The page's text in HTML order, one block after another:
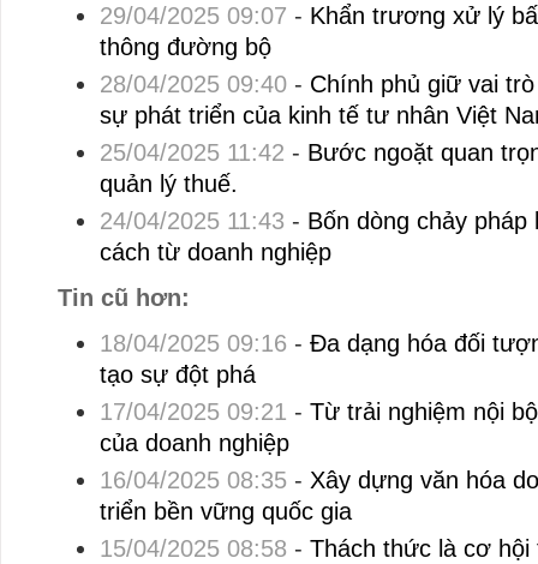
29/04/2025 09:07 - Khẩn trương xử lý
thông đường bộ
28/04/2025 09:40- Chính phủ giữ vai
sự phát triển của kinh tế tư nhân Việt
25/04/2025 11:42 - Bước ngoặt quan
quản lý thuế.
24/04/2025 11:43 - Bốn dòng chảy pháp
cách từ doanh nghiệp
Tin cũ hơn:
18/04/2025 09:16 - Đa dạng hóa đối
tạo sự đột phá
17/04/2025 09:21 - Từ trải nghiệm nội
của doanh nghiệp
16/04/2025 08:35- Xây dựng văn hóa
triển bền vững quốc gia
15/04/2025 08:58 - Thách thức là cơ